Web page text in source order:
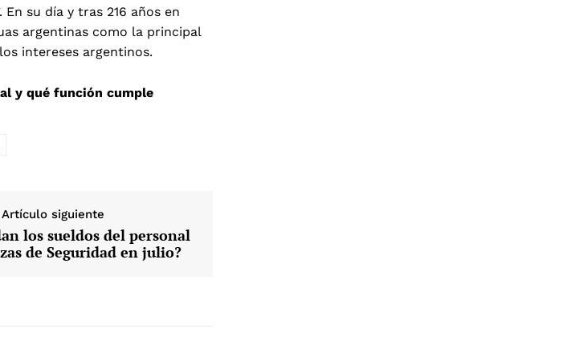
En su día y tras 216 años en
argentinas como la principal
intereses argentinos.
y qué función cumple
Artículo siguiente
los sueldos del personal
de Seguridad en julio?